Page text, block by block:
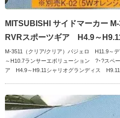
MITSUBISHI サイドマーカー
RVRスポーツギア H4.9～
M-3511（クリア/クリア）パジェロ H11.9
～H10.7ランサーエボリューション ?･?スペ
ア H4.9～H9.11シャリオグランディス H9.11